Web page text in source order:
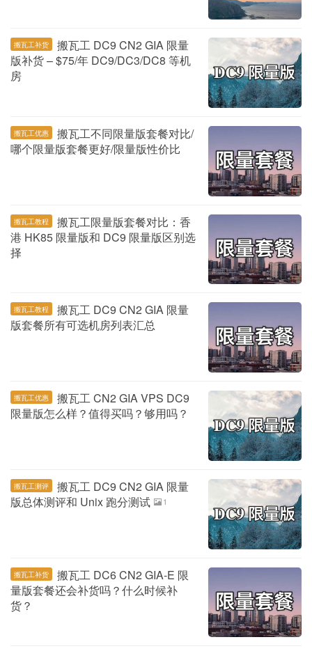
搬瓦工补货
搬瓦工 DC9 CN2 GIA 限量
版补货 – $75/年 DC9/DC3/DC8 等机
房
搬瓦工优惠
搬瓦工不同限量版套餐对比/
哪个限量版套餐更好/限量版性价比
搬瓦工教程
搬瓦工限量版套餐对比：香
港 HK85 限量版和 DC9 限量版区别选
择
搬瓦工教程
搬瓦工 DC9 CN2 GIA 限量
版套餐所有可选机房列表汇总
搬瓦工优惠
搬瓦工 CN2 GIA VPS DC9
限量版怎么样？值得买吗？够用吗？
搬瓦工测评
搬瓦工 DC9 CN2 GIA 限量
版总体测评和 Unix 跑分测试
1
搬瓦工补货
搬瓦工 DC6 CN2 GIA-E 限
量版套餐还会补货吗？什么时候补
货？